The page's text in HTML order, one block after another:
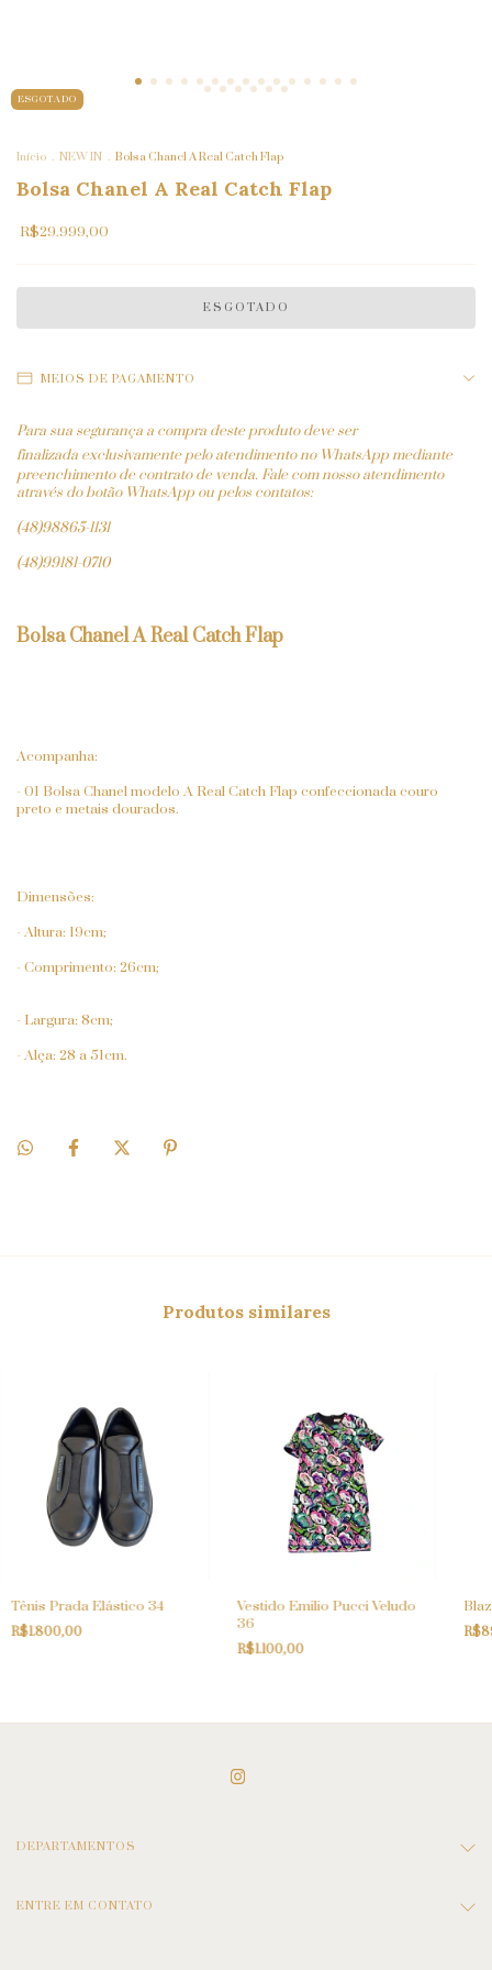
ESGOTADO
Início . NEW IN . Bolsa Chanel A Real Catch Flap
Bolsa Chanel A Real Catch Flap
R$29.999,00
MEIOS DE PAGAMENTO
Para sua segurança a compra deste produto deve ser
finalizada exclusivamente pelo atendimento no WhatsApp mediante
preenchimento de contrato de venda. Fale com nosso atendimento
através do botão WhatsApp ou pelos contatos:
(48)98865-1131
(48)99181-0710
Bolsa Chanel A Real Catch Flap
Acompanha:
- 01 Bolsa Chanel modelo A Real Catch Flap confeccionada couro
preto e metais dourados.
Dimensões:
- Altura: 19cm;
- Comprimento: 26cm;
- Largura: 8cm;
- Alça: 28 a 51cm.
Produtos similares
Tênis Prada Elástico 34
R$1.800,00
Vestido Emilio Pucci Veludo
36
R$1.100,00
DEPARTAMENTOS
ENTRE EM CONTATO